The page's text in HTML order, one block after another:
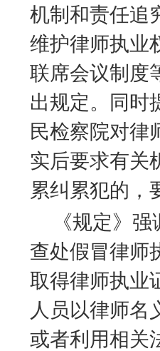
机制和责任追
维护律师执业
联席会议制度
出规定。同时
民检察院对律
实后要求有关
累纠累犯的，
《规定》
查处假冒律师
取得律师执业
人员以律师名
或者利用相关